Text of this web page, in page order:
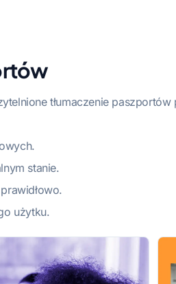
tłumaczenie
stanie.
użytku.